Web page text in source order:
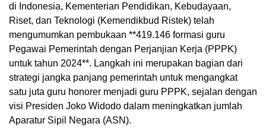
di Indonesia, Kementerian Pendidikan, Kebudayaan,
Riset, dan Teknologi (Kemendikbud Ristek) telah
mengumumkan pembukaan **419.146 formasi guru
Pegawai Pemerintah dengan Perjanjian Kerja (PPPK)
untuk tahun 2024**. Langkah ini merupakan bagian dari
strategi jangka panjang pemerintah untuk mengangkat
satu juta guru honorer menjadi guru PPPK, sejalan dengan
visi Presiden Joko Widodo dalam meningkatkan jumlah
Aparatur Sipil Negara (ASN).